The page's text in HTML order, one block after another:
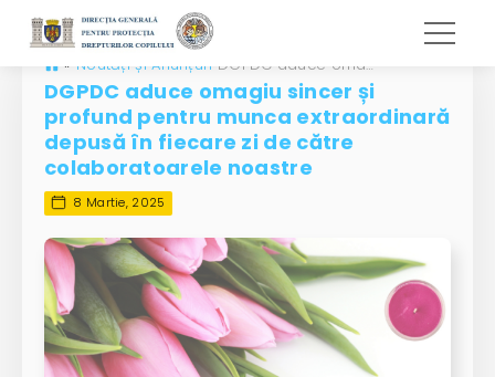
» Noutăți și Anunțuri DGPDC aduce omagiu sincer și profund pentru munca extraordinară depusă în fiecare zi de către colaboratoarele noastre
DGPDC aduce omagiu sincer și
profund pentru munca extraordinară
depusă în fiecare zi de către
colaboratoarele noastre
8 Martie, 2025